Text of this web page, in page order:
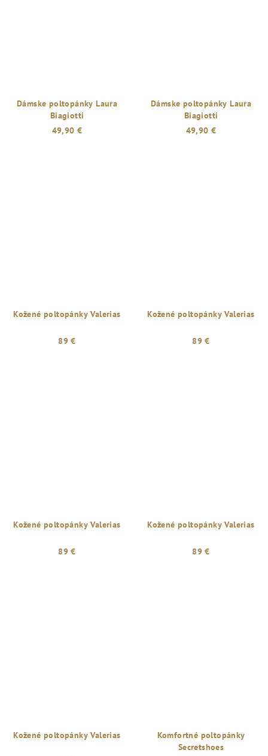
Dámske poltopánky Laura
Biagiotti
49,90 €
Dámske poltopánky Laura
Biagiotti
49,90 €
Kožené poltopánky Valerias
89 €
Kožené poltopánky Valerias
89 €
Kožené poltopánky Valerias
89 €
Kožené poltopánky Valerias
89 €
Kožené poltopánky Valerias
Komfortné poltopánky
Secretshoes